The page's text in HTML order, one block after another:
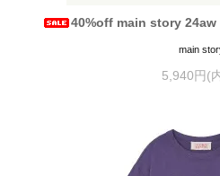
40%off main story
main
5,940円(